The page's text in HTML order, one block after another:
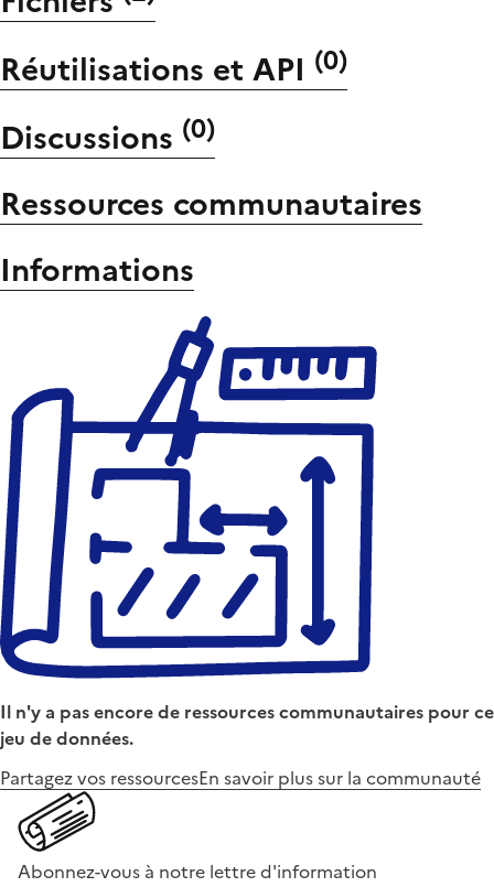
Réutilisations et API (0)
Discussions (0)
Ressources communautaires
Informations
Il n'y a pas encore de ressources communautaires pour ce
jeu de données.
Partagez vos ressourcesEn savoir plus sur la communauté
Abonnez-vous à notre lettre d'information